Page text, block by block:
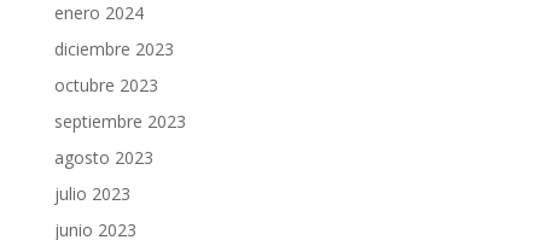
enero 2024
diciembre 2023
octubre 2023
septiembre 2023
agosto 2023
julio 2023
junio 2023